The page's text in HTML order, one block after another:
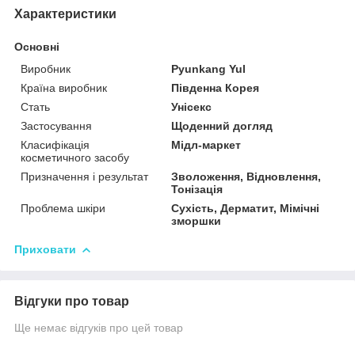
Характеристики
Основні
Виробник
Pyunkang Yul
Країна виробник
Південна Корея
Стать
Унісекс
Застосування
Щоденний догляд
Класифікація
косметичного засобу
Мідл-маркет
Призначення і результат
Зволоження, Відновлення,
Тонізація
Проблема шкіри
Сухість, Дерматит, Мімічні
зморшки
Приховати
Відгуки про товар
Ще немає відгуків про цей товар